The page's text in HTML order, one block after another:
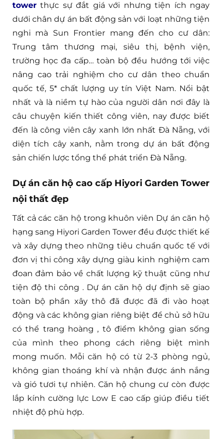
tower thực sự đắt giá với nhưng tiện ích ngay
dưới chân dự án bất động sản với loạt những tiện
nghi mà Sun Frontier mang đến cho cư dân:
Trung tâm thương mại, siêu thị, bệnh viện,
trường học đa cấp… toàn bộ đều hướng tới việc
nâng cao trải nghiệm cho cư dân theo chuẩn
quốc tế, 5* chất lượng uy tín Việt Nam. Nổi bật
nhất và là niềm tự hào của người dân nơi đây là
câu chuyện kiến thiết công viên, nay được biết
đến là công viên cây xanh lớn nhất Đà Nẵng, với
diện tích cây xanh, nằm trong dự án bất động
sản chiến lược tổng thể phát triển Đà Nẵng.
Dự án căn hộ cao cấp Hiyori Garden Tower
nội thất đẹp
Tất cả các căn hộ trong khuôn viên Dự án căn hộ
hạng sang Hiyori Garden Tower đều được thiết kế
và xây dựng theo những tiêu chuẩn quốc tế với
đơn vị thi công xây dựng giàu kinh nghiệm cam
đoan đảm bảo về chất lượng kỹ thuật cũng như
tiện độ thi công . Dự án căn hộ dự định sẽ giao
toàn bộ phần xây thô đã được đã đi vào hoạt
động và các không gian riêng biệt để chủ sở hữu
có thể trang hoàng , tô điểm không gian sống
của mình theo phong cách riêng biệt mình
mong muốn. Mỗi căn hộ có từ 2-3 phòng ngủ,
không gian thoáng khí và nhận được ánh nắng
và gió tươi tự nhiên. Căn hộ chung cư còn được
lắp kính cường lực Low E cao cấp giúp điều tiết
nhiệt độ phù hợp.